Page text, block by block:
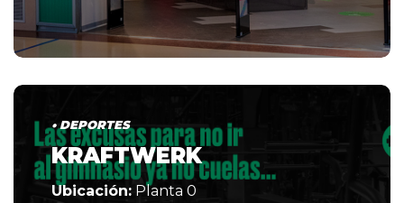
• DEPORTES
KRAFTWERK
Ubicación: Planta 0